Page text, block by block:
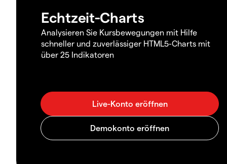
Echtzeit-Charts
Analysieren Sie Kursbewegungen mit Hilfe
schneller und zuverlässiger HTML5-Charts mit
über 25 Indikatoren